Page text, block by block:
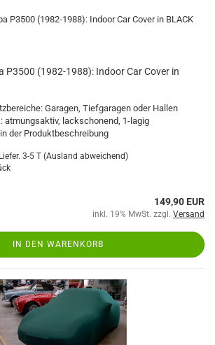
P3500 (1982-1988): Indoor Car Cover in
Garagen, Tiefgaragen oder Hallen
atmungsaktiv, lackschonend, 1-lagig
der Produktbeschreibung
3-5 T (Ausland abweichend)
149,90 EUR
inkl. 19% MwSt. zzgl. Versand
IN DEN WARENKORB